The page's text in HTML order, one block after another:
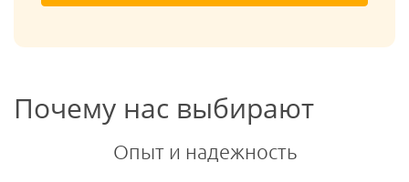
Почему нас выбирают
Опыт и надежность